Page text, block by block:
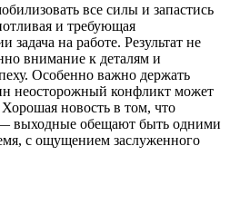
все силы и запастись
и требующая
задача на работе. Результат не
внимание к деталям и
Особенно важно держать
неосторожный конфликт может
новость в том, что
— выходные обещают быть одними
с ощущением заслуженного